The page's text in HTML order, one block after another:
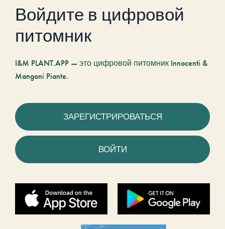
Войдите в цифровой
питомник
I&M PLANT.APP — это цифровой питомник Innocenti &
Mangoni Piante.
ЗАРЕГИСТРИРОВАТЬСЯ
ВОЙТИ